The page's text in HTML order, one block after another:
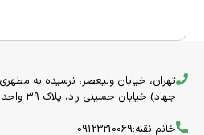
تهران، خیابان ولیعصر، نرسیده به
جهاد) خیابان حسینی راد، پلاک ۳۹ واحد 8
خانم نقنه:09123210069